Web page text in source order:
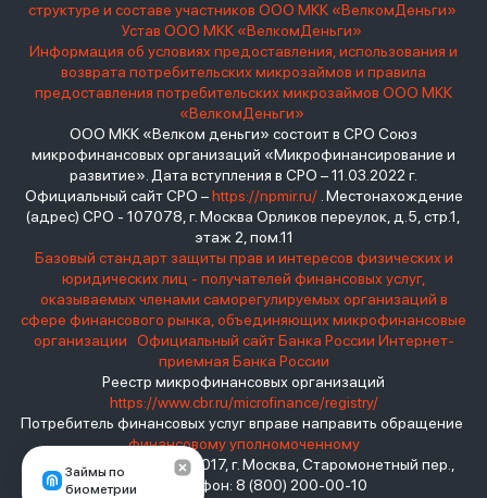
Займы по
биометрии
структуре и составе участников ООО МКК «ВелкомДеньги»
Устав ООО МКК «ВелкомДеньги»
Информация об условиях предоставления, использования и
возврата потребительских микрозаймов и правила
предоставления потребительских микрозаймов ООО МКК
«ВелкомДеньги»
ООО МКК «Велком деньги» состоит в СРО Союз
микрофинансовых организаций «Микрофинансирование и
развитие». Дата вступления в СРО – 11.03.2022 г.
Официальный сайт СРО –https://npmir.ru/. Местонахождение
(адрес) СРО - 107078, г. Москва Орликов переулок, д.5, стр.1,
этаж 2, пом.11
Базовый стандарт защиты прав и интересов физических и
юридических лиц - получателей финансовых услуг,
оказываемых членами саморегулируемых организаций в
сфере финансового рынка, объединяющих микрофинансовые
организации
Официальный сайт Банка России Интернет-
приемная Банка России
Реестр микрофинансовых организаций
https://www.cbr.ru/microfinance/registry/
Потребитель финансовых услуг вправе направить обращение
финансовому уполномоченному
Место нахождения: 119017, г. Москва, Старомонетный пер.,
дом 3 Телефон: 8 (800) 200-00-10